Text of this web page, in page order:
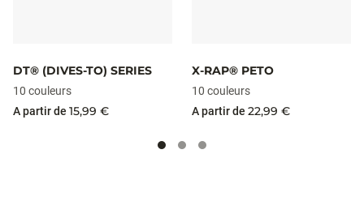
DT® (DIVES-TO) SERIES
10 couleurs
A partir de 15,99 €
X-RAP® PETO
10 couleurs
A partir de 22,99 €